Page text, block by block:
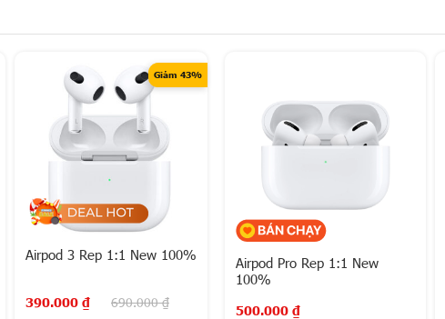
Giảm 43%
Airpod 3 Rep 1:1 New 100%
690.000₫
390.000 ₫
Airpod Pro Rep 1:1 New
100%
500.000 ₫